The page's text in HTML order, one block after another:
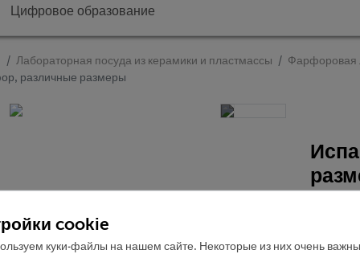
Цифровое образование
Лабораторная посуда из керамики и пластмассы
Фарфоровая
различные размеры
cookie
куки-файлы на нашем сайте. Некоторые из них очень